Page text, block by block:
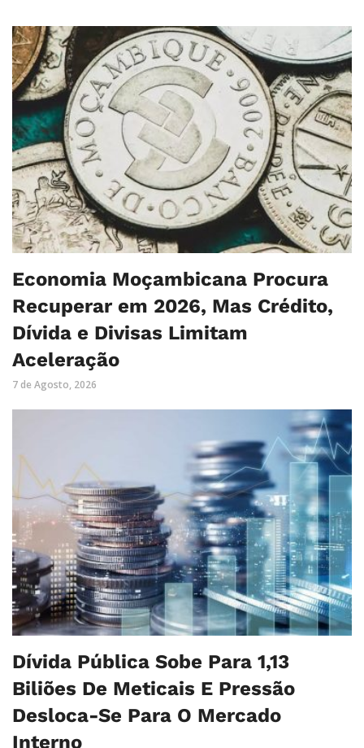
Economia Moçambicana Procura
Recuperar em 2026, Mas Crédito,
Dívida e Divisas Limitam
Aceleração
7 de Agosto, 2026
Dívida Pública Sobe Para 1,13
Biliões De Meticais E Pressão
Desloca-Se Para O Mercado
Interno